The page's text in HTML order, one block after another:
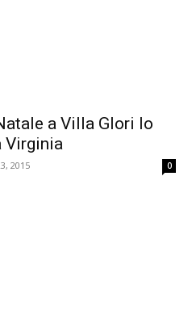
a Villa Glori lo
Virginia
2015 0